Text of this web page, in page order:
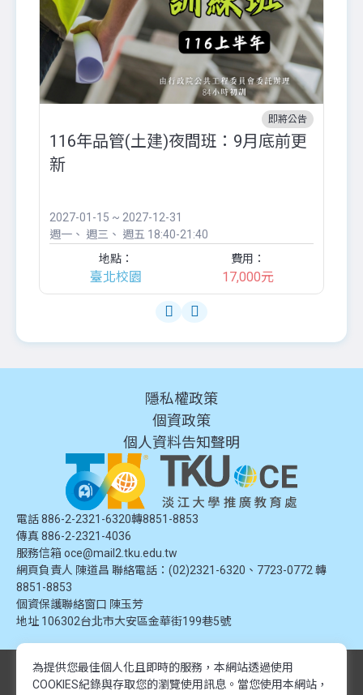
即將公告
116年品管(土建)夜間班：9月底前更
新
2027-01-15 ~ 2027-12-31
週一
週三 週五 18:40-21:40
地點：
臺北校園
費用：
17,000元
隱私權政策
個資政策
個人資料告知聲明
電話 886-2-2321-6320轉8851-8853
傳真 886-2-2321-4036
服務信箱 oce@mail2.tku.edu.tw
網頁負責人 陳道昌 聯絡電話：(02)2321-6320、7723-0772 轉
8851-8853
個資保護聯絡窗口 陳玉芳
地址 106302台北市大安區金華街199巷5號
© 2024 淡江大學推廣教育處. 版權所有。本網站內容由淡江大學推廣教育處
提供，未經授權禁止轉載或引用。所有課程資訊、圖片及資料皆屬本單位所
為提供您最佳個人化且即時的服務，本網站透過使用
COOKIES紀錄與存取您的瀏覽使用訊息。 當您使用本網站，